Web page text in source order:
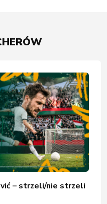
– strzeli/nie strzeli